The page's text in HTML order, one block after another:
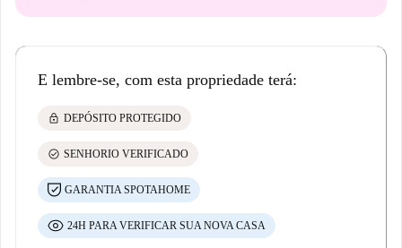
E lembre-se, com esta propriedade terá:
lock DEPÓSITO PROTEGIDO
check_circle SENHORIO VERIFICADO
GARANTIA SPOTAHOME
24H PARA VERIFICAR SUA NOVA CASA